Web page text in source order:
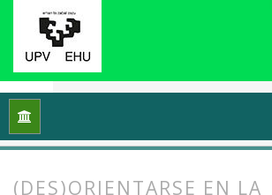
Inicio
(DES)ORIENTARSE EN LA